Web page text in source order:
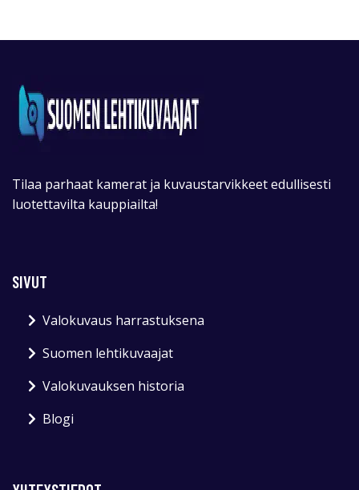
Tilaa parhaat kamerat ja kuvaustarvikkeet edullisesti
luotettavilta kauppiailta!
SIVUT
Valokuvaus harrastuksena
Suomen lehtikuvaajat
Valokuvauksen historia
Blogi